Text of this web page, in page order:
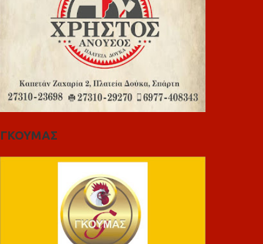
ΓΚΟΥΜΑΣ